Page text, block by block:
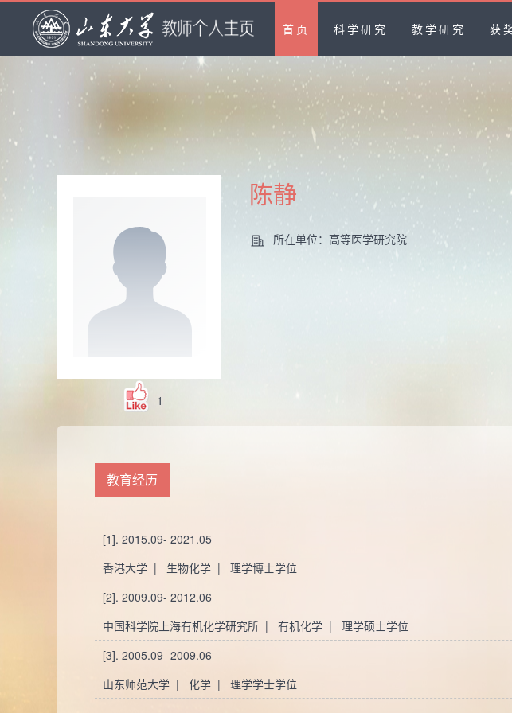
首页 科学研究 教学研究 获
1
陈静
所在单位：高等医学研究院
教育经历
[1]. 2015.09- 2021.05
香港大学 | 生物化学 | 理学博士学位
[2]. 2009.09- 2012.06
中国科学院上海有机化学研究所 | 有机化学 | 理学硕士学位
[3]. 2005.09- 2009.06
山东师范大学 | 化学 | 理学学士学位